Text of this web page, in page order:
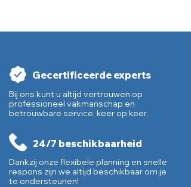
Gecertificeerde experts
Bij ons kunt u altijd vertrouwen op
professioneel vakmanschap en
betrouwbare service, keer op keer.
24/7 beschikbaarheid
Dankzij onze flexibele planning en snelle
respons zijn we altijd beschikbaar om je
te ondersteunen!